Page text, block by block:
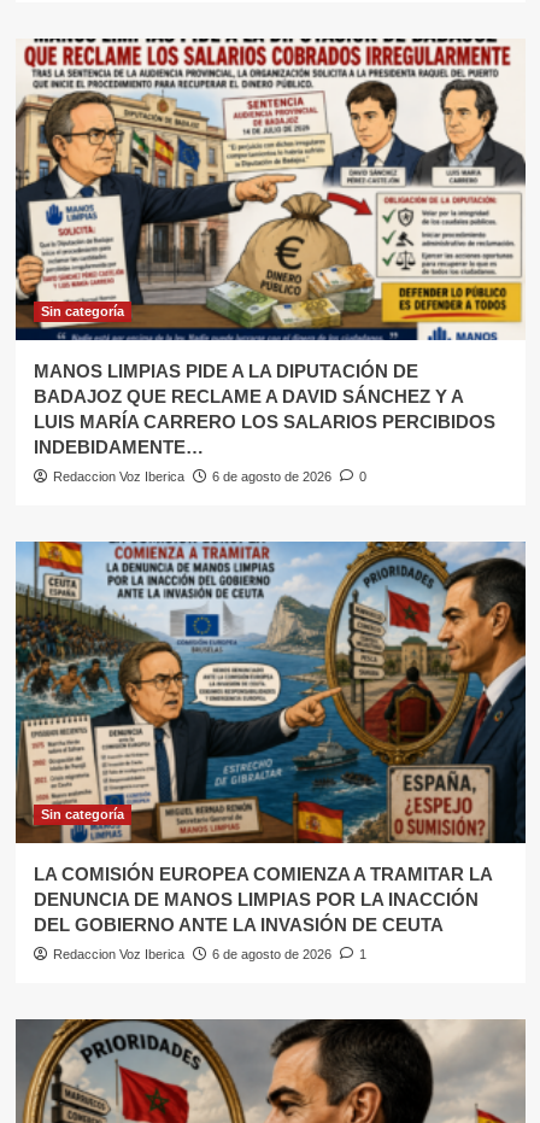
Sin categoría
MANOS LIMPIAS PIDE A LA DIPUTACIÓN DE
BADAJOZ QUE RECLAME A DAVID SÁNCHEZ Y A
LUIS MARÍA CARRERO LOS SALARIOS PERCIBIDOS
INDEBIDAMENTE…
Redaccion Voz Iberica 6 de agosto de 2026 0
Sin categoría
LA COMISIÓN EUROPEA COMIENZA A TRAMITAR LA
DENUNCIA DE MANOS LIMPIAS POR LA INACCIÓN
DEL GOBIERNO ANTE LA INVASIÓN DE CEUTA
Redaccion Voz Iberica 6 de agosto de 2026 1